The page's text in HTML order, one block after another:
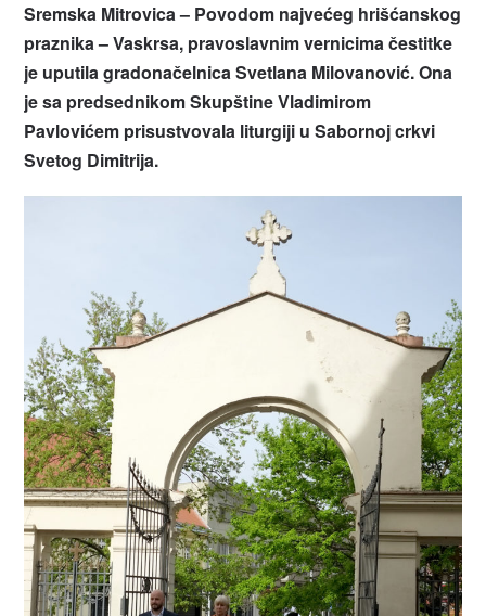
Sremska Mitrovica – Povodom najvećeg hrišćanskog
praznika – Vaskrsa, pravoslavnim vernicima čestitke
je uputila gradonačelnica Svetlana Milovanović. Ona
je sa predsednikom Skupštine Vladimirom
Pavlovićem prisustvovala liturgiji u Sabornoj crkvi
Svetog Dimitrija.